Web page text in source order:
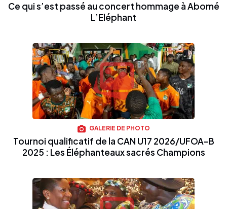
Ce qui s’est passé au concert hommage à Abomé
L’Eléphant
GALERIE DE PHOTO
Tournoi qualificatif de la CAN U17 2026/UFOA-B
2025 : Les Éléphanteaux sacrés Champions